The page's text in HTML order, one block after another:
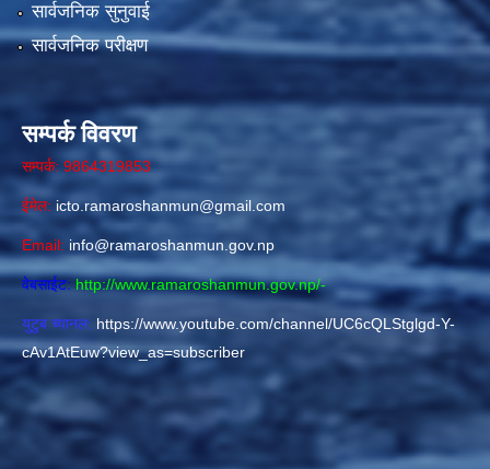
सार्वजनिक सुनुवाई
सार्वजनिक परीक्षण
सम्पर्क विवरण
सम्पर्क: 9864319853
ईमेल: icto.ramaroshanmun@gmail.com
Email: info@ramaroshanmun.gov.np
वेबसाईट:http://www.ramaroshanmun.gov.np/-
युटुब च्यानल: https://www.youtube.com/channel/UC6cQLStglgd-Y-
cAv1AtEuw?view_as=subscriber